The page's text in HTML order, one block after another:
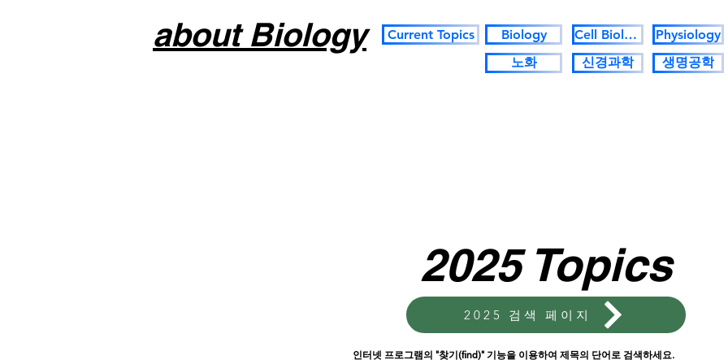
about Biology Current Topics
Biology
노화
Cell Biology
Physiology
신경과학
생명공학
2025 Topics
2025 검색 페이지
인터넷 프로그램의 "찾기(find)" 기능을 이용하여 제목의 단어로 검색하세요.